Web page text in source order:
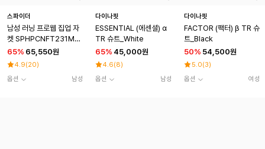
스파이더
남성 러닝 프로웹 집업 자
켓 SPHPCNFT231MD
NY
65% 65,550원
4.9(20)
옵션
남성
다이나핏
ESSENTIAL (에센셜) α
TR 슈트_White
65% 45,000원
4.6(8)
옵션
남성
다이나핏
FACTOR (팩터) β TR 슈
트_Black
50% 54,500원
5.0(3)
옵션
여성